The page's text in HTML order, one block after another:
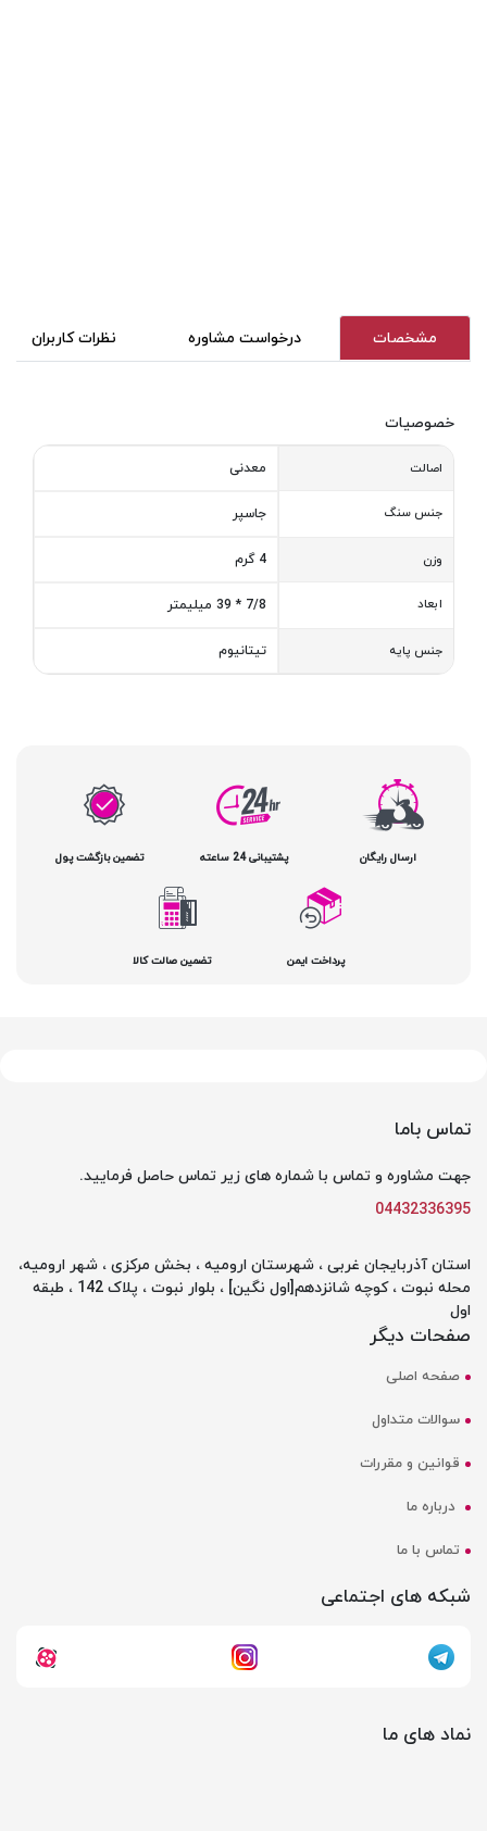
مشخصات درخواست مشاوره نظرات کاربران
خصوصیات
اصالت معدنی
جنس سنگ جاسپر
وزن 4 گرم
ابعاد 7/8 * 39 میلیمتر
جنس پایه تیتانیوم
ارسال رایگان پشتیبانی 24 ساعته تضمین بازگشت پول
پرداخت ایمن تضمین صالت کالا
تماس باما
جهت مشاوره و تماس با شماره های زیر تماس حاصل فرمایید.
04432336395
استان آذربایجان غربی ، شهرستان ارومیه ، بخش مرکزی ، شهر ارومیه،
محله نبوت ، کوچه شانزدهم[اول نگین] ، بلوار نبوت ، پلاک 142 ، طبقه
اول
صفحات دیگر
صفحه اصلی
سوالات متداول
قوانین و مقررات
درباره ما
تماس با ما
شبکه های اجتماعی
نماد های ما